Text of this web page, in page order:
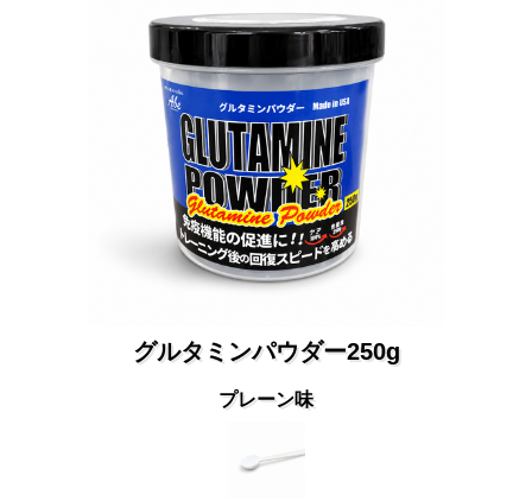
グルタミンパウダー250g
プレーン味